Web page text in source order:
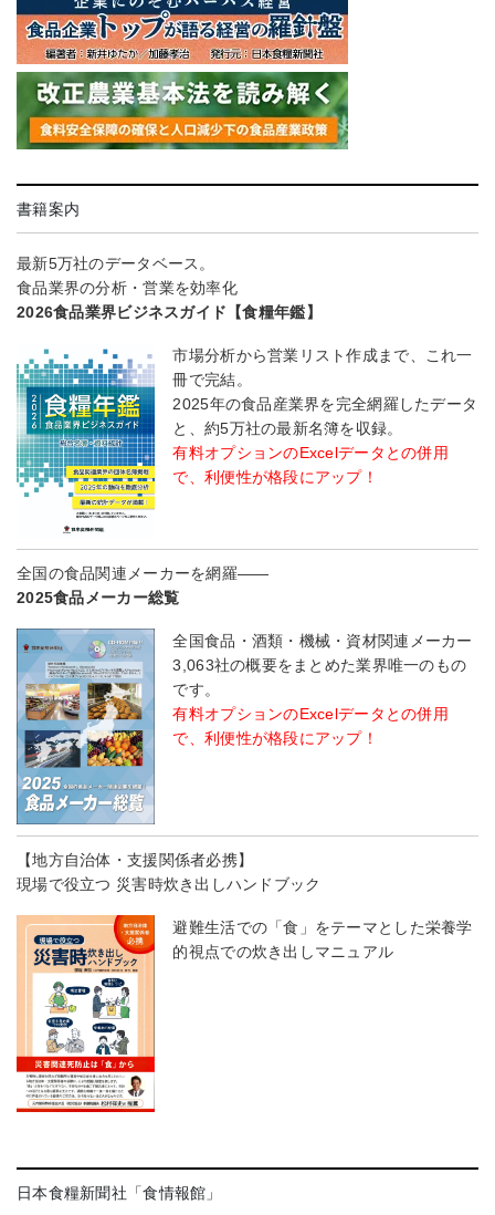
書籍案内
最新5万社のデータベース。
食品業界の分析・営業を効率化
2026食品業界ビジネスガイド【食糧年鑑】
市場分析から営業リスト作成まで、これ一
冊で完結。
2025年の食品産業界を完全網羅したデータ
と、約5万社の最新名簿を収録。
有料オプションのExcelデータとの併用
で、利便性が格段にアップ！
全国の食品関連メーカーを網羅――
2025食品メーカー総覧
全国食品・酒類・機械・資材関連メーカー
3,063社の概要をまとめた業界唯一のもの
です。
有料オプションのExcelデータとの併用
で、利便性が格段にアップ！
【地方自治体・支援関係者必携】
現場で役立つ 災害時炊き出しハンドブック
避難生活での「食」をテーマとした栄養学
的視点での炊き出しマニュアル
日本食糧新聞社「食情報館」